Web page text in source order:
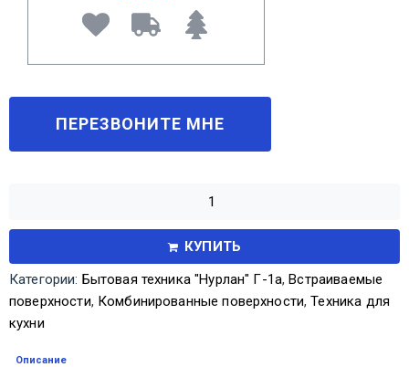
КУПИТЬ
Категории: Бытовая техника "Нурлан" Г-1а,Встраиваемые
поверхности, Комбинированные поверхности,Техника для
кухни
Описание